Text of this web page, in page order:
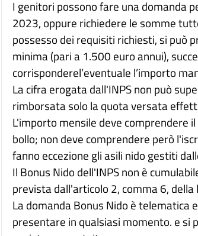
I genitori possono fare una domanda
2023, oppure richiedere le somme
possesso dei requisiti richiesti, si può
minima (pari a 1.500 euro annui),
corrisponderel’eventuale l’importo
La cifra erogata dall'INPS non può
rimborsata solo la quota versata
L'importo mensile deve comprendere
bollo; non deve comprendere però
fanno eccezione gli asili nido gestiti
Il Bonus Nido dell'INPS non è
prevista dall'articolo 2, comma 6,
La domanda Bonus Nido è telematica
presentare in qualsiasi momento. e si